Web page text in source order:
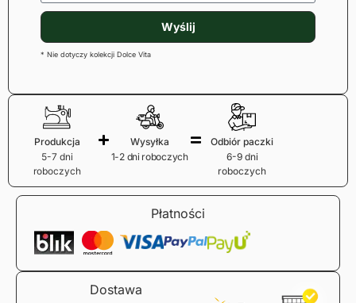
Wyślij
* Nie dotyczy kolekcji Dolce Vita
Produkcja
5-7 dni
roboczych
Wysyłka
1-2 dni roboczych
Odbiór paczki
6-9 dni
roboczych
Płatności
Dostawa